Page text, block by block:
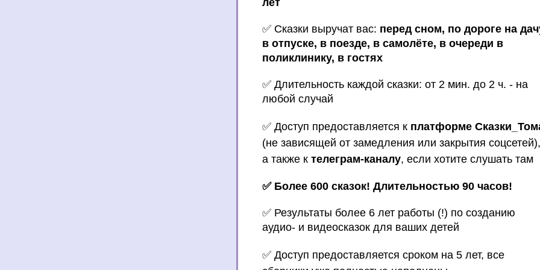
лет
✅ Сказки выручат вас: перед сном, по дороге на
в отпуске, в поезде, в самолёте, в очереди в
поликлинику, в гостях
✅ Длительность каждой сказки: от 2 мин. до 2 ч. - на
любой случай
✅ Доступ предоставляется к платформе
(не зависящей от замедления или закрытия соцсетей),
а также к телеграм-каналу, если хотите слушать там
✅ Более 600 сказок! Длительностью 90 часов!
✅ Результаты более 6 лет работы (!) по созданию
аудио- и видеосказок для ваших детей
✅ Доступ предоставляется сроком на 5 лет, все